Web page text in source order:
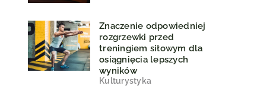
Znaczenie odpowiedniej
rozgrzewki przed
treningiem siłowym dla
osiągnięcia lepszych
wyników
Kulturystyka